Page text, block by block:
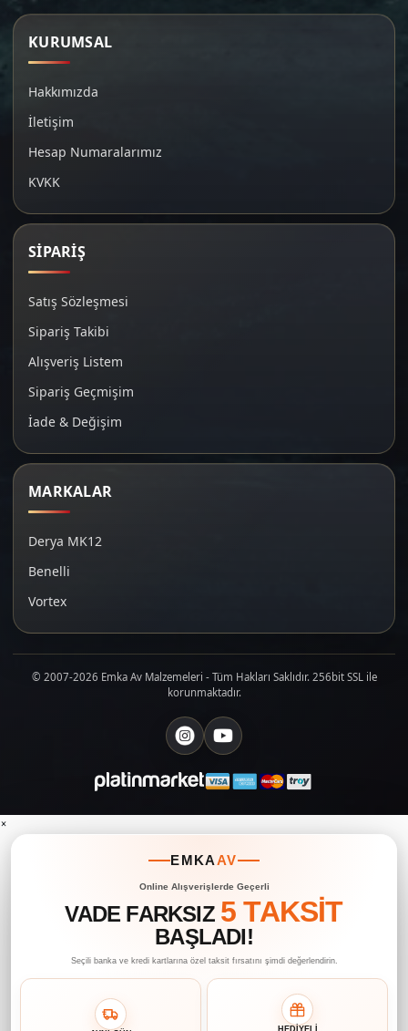
KURUMSAL
Hakkımızda
İletişim
Hesap Numaralarımız
KVKK
SİPARİŞ
Satış Sözleşmesi
Sipariş Takibi
Alışveriş Listem
Sipariş Geçmişim
İade & Değişim
MARKALAR
Derya MK12
Benelli
Vortex
© 2007-2026 Emka Av Malzemeleri - Tüm Hakları Saklıdır. 256bit SSL ile
korunmaktadır.
×
EMKAAV
Online Alışverişlerde Geçerli
VADE FARKSIZ 5 TAKSİT
BAŞLADI!
Seçili banka ve kredi kartlarına özel taksit fırsatını şimdi değerlendirin.
HEDİYELİ